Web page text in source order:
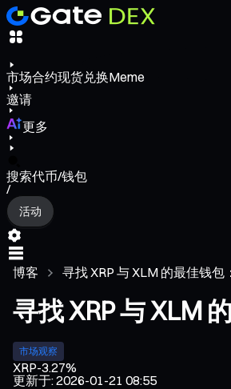
市场合约现货兑换Meme
邀请
更多
搜索代币/钱包
/
活动
博客 寻找 XRP 与 XLM 的最佳钱
寻找 XRP 与 XLM
市场观察
XRP-3.27%
更新于:2026-01-21 08:55